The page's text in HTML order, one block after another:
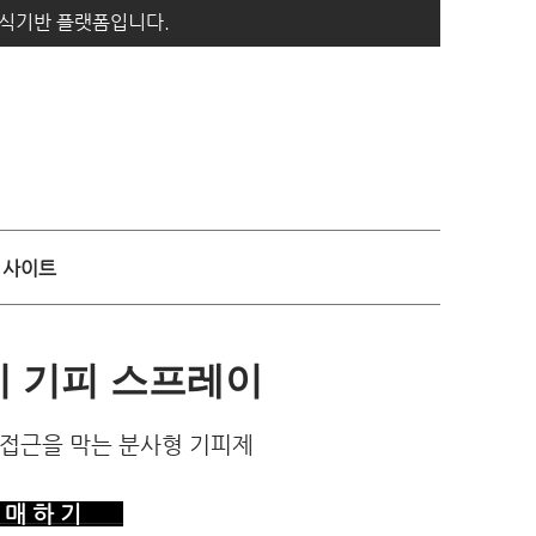
기반 플랫폼입니다.
사이트
기피 스프레이
근을 막는 분사형 기피제
하 기